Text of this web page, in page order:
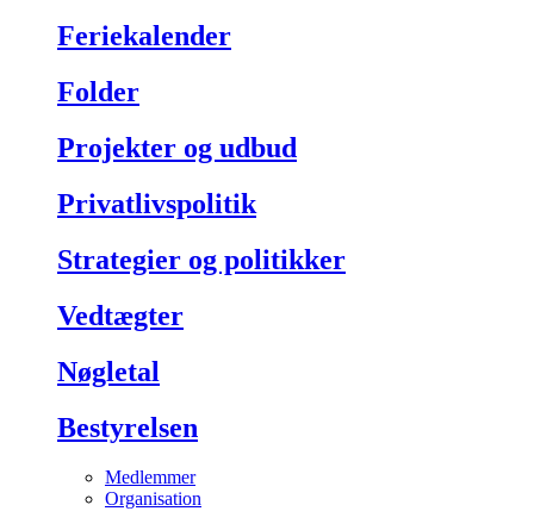
Feriekalender
Folder
Projekter og udbud
Privatlivspolitik
Strategier og politikker
Vedtægter
Nøgletal
Bestyrelsen
Medlemmer
Organisation